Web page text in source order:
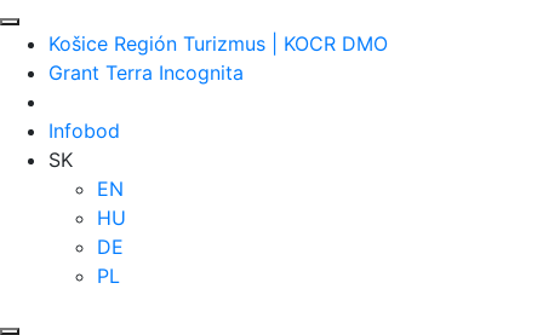
Košice Región Turizmus | KOCR DMO
Grant Terra Incognita
Infobod
SK
EN
HU
DE
PL